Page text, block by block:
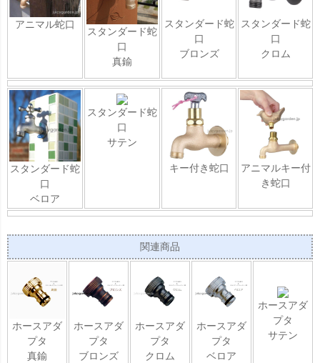
アニマル蛇口
スタンダード蛇
口
真鍮
スタンダード蛇
口
ブロンズ
スタンダード蛇
口
クロム
スタンダード蛇
口
ベロア
スタンダード蛇
口
サテン
キー付き蛇口
アニマルキー付
き蛇口
関連商品
ホースアダ
プタ
真鍮
ホースアダ
プタ
ブロンズ
ホースアダ
プタ
クロム
ホースアダ
プタ
ベロア
ホースアダ
プタ
サテン